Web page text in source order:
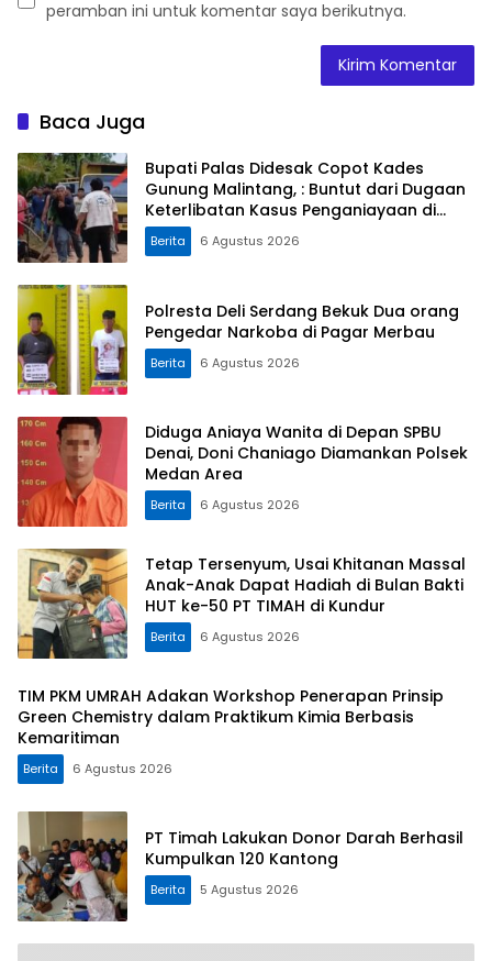
peramban ini untuk komentar saya berikutnya.
Baca Juga
Bupati Palas Didesak Copot Kades
Gunung Malintang, : Buntut dari Dugaan
Keterlibatan Kasus Penganiayaan di
Dusun Balaka
Berita 6 Agustus 2026
Polresta Deli Serdang Bekuk Dua orang
Pengedar Narkoba di Pagar Merbau
Berita 6 Agustus 2026
Diduga Aniaya Wanita di Depan SPBU
Denai, Doni Chaniago Diamankan Polsek
Medan Area
Berita 6 Agustus 2026
Tetap Tersenyum, Usai Khitanan Massal
Anak-Anak Dapat Hadiah di Bulan Bakti
HUT ke-50 PT TIMAH di Kundur
Berita 6 Agustus 2026
TIM PKM UMRAH Adakan Workshop Penerapan Prinsip
Green Chemistry dalam Praktikum Kimia Berbasis
Kemaritiman
Berita 6 Agustus 2026
PT Timah Lakukan Donor Darah Berhasil
Kumpulkan 120 Kantong
Berita 5 Agustus 2026